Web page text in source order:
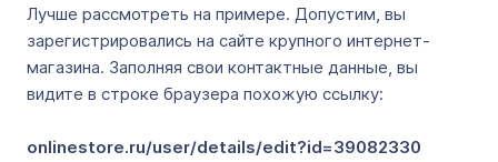
Лучше рассмотреть на примере. Допустим, вы
зарегистрировались на сайте крупного интернет-
магазина. Заполняя свои контактные данные, вы
видите в строке браузера похожую ссылку:
onlinestore.ru/user/details/edit?id=39082330